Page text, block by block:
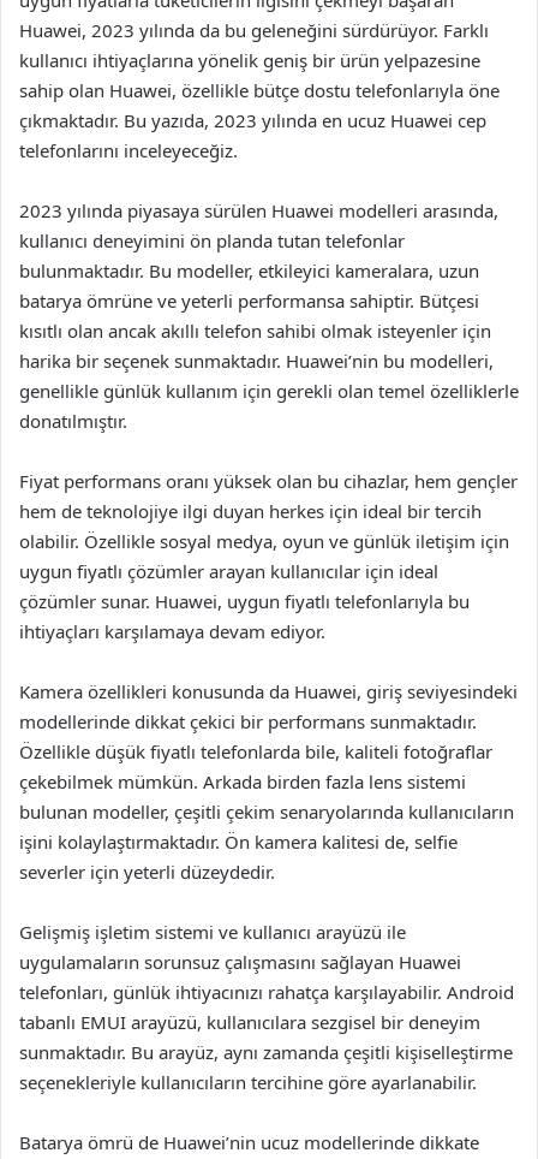
Huawei, 2023 yılında da bu geleneğini sürdürüyor. Farklı
kullanıcı ihtiyaçlarına yönelik geniş bir ürün yelpazesine
sahip olan Huawei, özellikle bütçe dostu telefonlarıyla öne
çıkmaktadır. Bu yazıda, 2023 yılında en ucuz Huawei cep
telefonlarını inceleyeceğiz.
2023 yılında piyasaya sürülen Huawei modelleri arasında,
kullanıcı deneyimini ön planda tutan telefonlar
bulunmaktadır. Bu modeller, etkileyici kameralara, uzun
batarya ömrüne ve yeterli performansa sahiptir. Bütçesi
kısıtlı olan ancak akıllı telefon sahibi olmak isteyenler için
harika bir seçenek sunmaktadır. Huawei’nin bu modelleri,
genellikle günlük kullanım için gerekli olan temel özelliklerle
donatılmıştır.
Fiyat performans oranı yüksek olan bu cihazlar, hem gençler
hem de teknolojiye ilgi duyan herkes için ideal bir tercih
olabilir. Özellikle sosyal medya, oyun ve günlük iletişim için
uygun fiyatlı çözümler arayan kullanıcılar için ideal
çözümler sunar. Huawei, uygun fiyatlı telefonlarıyla bu
ihtiyaçları karşılamaya devam ediyor.
Kamera özellikleri konusunda da Huawei, giriş seviyesindeki
modellerinde dikkat çekici bir performans sunmaktadır.
Özellikle düşük fiyatlı telefonlarda bile, kaliteli fotoğraflar
çekebilmek mümkün. Arkada birden fazla lens sistemi
bulunan modeller, çeşitli çekim senaryolarında kullanıcıların
işini kolaylaştırmaktadır. Ön kamera kalitesi de, selfie
severler için yeterli düzeydedir.
Gelişmiş işletim sistemi ve kullanıcı arayüzü ile
uygulamaların sorunsuz çalışmasını sağlayan Huawei
telefonları, günlük ihtiyacınızı rahatça karşılayabilir. Android
tabanlı EMUI arayüzü, kullanıcılara sezgisel bir deneyim
sunmaktadır. Bu arayüz, aynı zamanda çeşitli kişiselleştirme
seçenekleriyle kullanıcıların tercihine göre ayarlanabilir.
Batarya ömrü de Huawei’nin ucuz modellerinde dikkate